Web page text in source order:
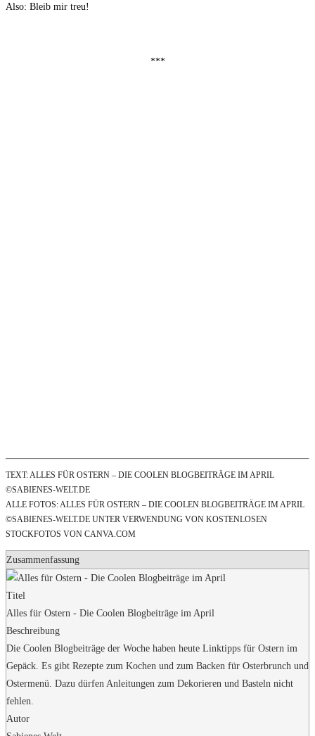
Also: Bleib mir treu!
***
TEXT: ALLES FÜR OSTERN – DIE COOLEN BLOGBEITRÄGE IM APRIL
©SABIENES-WELT.DE
ALLE FOTOS: ALLES FÜR OSTERN – DIE COOLEN BLOGBEITRÄGE IM APRIL
©SABIENES-WELT.DE UNTER VERWENDUNG VON KOSTENLOSEN
STOCKFOTOS VON CANVA.COM
Zusammenfassung
Titel
Alles für Ostern - Die Coolen Blogbeiträge im April
Beschreibung
Die Coolen Blogbeiträge der Woche haben heute Linktipps für Ostern im
Gepäck. Es gibt Rezepte zum Kochen und zum Backen für Osterbrunch und
Ostermenü. Dazu dürfen Anleitungen zum Dekorieren und Basteln nicht
fehlen.
Autor